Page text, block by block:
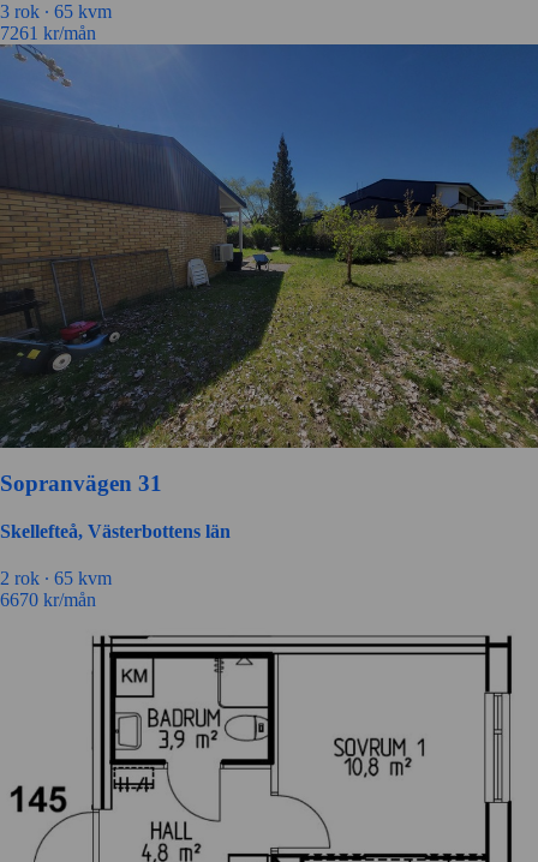
3 rok ∙ 65 kvm
7261 kr/mån
Sopranvägen 31
Skellefteå, Västerbottens län
2 rok ∙ 65 kvm
6670 kr/mån